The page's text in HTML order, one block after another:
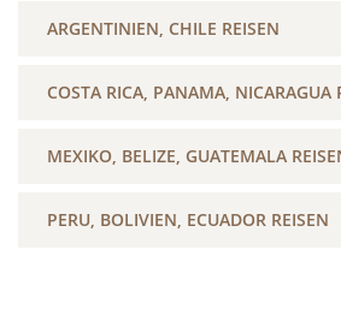
ARGENTINIEN, CHILE REISEN
COSTA RICA, PANAMA, NICARAGUA
MEXIKO, BELIZE, GUATEMALA
PERU, BOLIVIEN, ECUADOR REISEN